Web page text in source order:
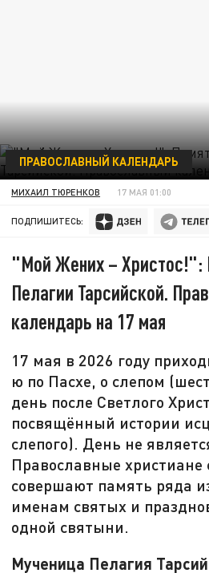
ПРАВОСЛАВНЫЙ КАЛЕНДАРЬ
МИХАИЛ ТЮРЕНКОВ 17 МАЯ 01:00
ПОДПИШИТЕСЬ:
"Мой Жених – Христос!":
Пелагии Тарсийской.
календарь на 17 мая
17 мая в 2026 году
ю по Пасхе, о слепом
день после Светлого
посвящённый истории
слепого). День не
Православные христиане
совершают память ряда
именам святых и
одной святыни.
Мученица Пелагия